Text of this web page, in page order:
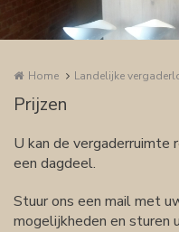
Home Landelijke
Prijzen
U kan de vergaderruimte
een dagdeel.
Stuur ons een mail met
mogelijkheden en sturen